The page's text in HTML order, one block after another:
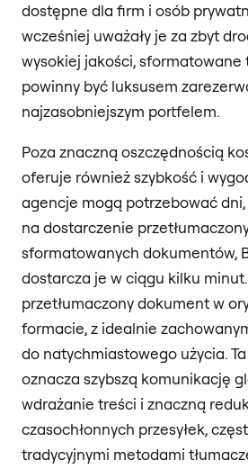
dostępne dla firm i osób
wcześniej uważały je za zbyt
wysokiej jakości, sformatowane
powinny być luksusem
najzasobniejszym portfelem.
Poza znaczną oszczędnością
oferuje również szybkość i
agencje mogą potrzebować
na dostarczenie
sformatowanych dokumentów,
dostarcza je w ciągu kilku
przetłumaczony dokument w
formacie, z idealnie
do natychmiastowego użycia.
oznacza szybszą komunikację
wdrażanie treści i znaczną
czasochłonnych przesyłek,
tradycyjnymi metodami